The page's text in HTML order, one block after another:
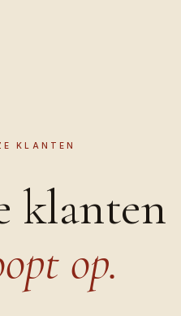
KLANTEN
klanten
op.